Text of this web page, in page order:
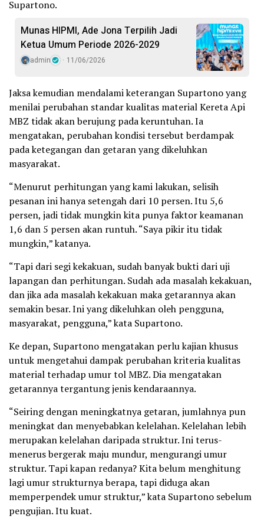
Supartono.
Munas HIPMI, Ade Jona Terpilih Jadi
Ketua Umum Periode 2026-2029
admin 11/06/2026
Jaksa kemudian mendalami keterangan Supartono yang
menilai perubahan standar kualitas material Kereta Api
MBZ tidak akan berujung pada keruntuhan. Ia
mengatakan, perubahan kondisi tersebut berdampak
pada ketegangan dan getaran yang dikeluhkan
masyarakat.
“Menurut perhitungan yang kami lakukan, selisih
pesanan ini hanya setengah dari 10 persen. Itu 5,6
persen, jadi tidak mungkin kita punya faktor keamanan
1,6 dan 5 persen akan runtuh. “Saya pikir itu tidak
mungkin,” katanya.
“Tapi dari segi kekakuan, sudah banyak bukti dari uji
lapangan dan perhitungan. Sudah ada masalah kekakuan,
dan jika ada masalah kekakuan maka getarannya akan
semakin besar. Ini yang dikeluhkan oleh pengguna,
masyarakat, pengguna,” kata Supartono.
Ke depan, Supartono mengatakan perlu kajian khusus
untuk mengetahui dampak perubahan kriteria kualitas
material terhadap umur tol MBZ. Dia mengatakan
getarannya tergantung jenis kendaraannya.
“Seiring dengan meningkatnya getaran, jumlahnya pun
meningkat dan menyebabkan kelelahan. Kelelahan lebih
merupakan kelelahan daripada struktur. Ini terus-
menerus bergerak maju mundur, mengurangi umur
struktur. Tapi kapan redanya? Kita belum menghitung
lagi umur strukturnya berapa, tapi diduga akan
memperpendek umur struktur,” kata Supartono sebelum
pengujian. Itu kuat.